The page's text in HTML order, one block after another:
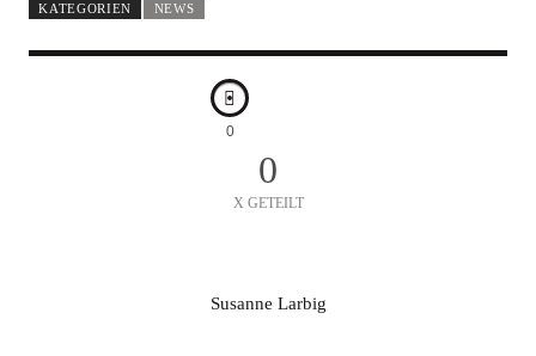
KATEGORIEN NEWS
0
0
X GETEILT
Susanne Larbig